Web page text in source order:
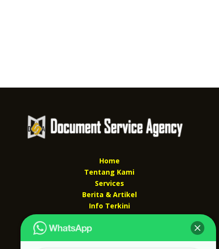
Home
Tentang Kami
Services
Berita & Artikel
Info Terkini
Kontak Kami
Kontak kami